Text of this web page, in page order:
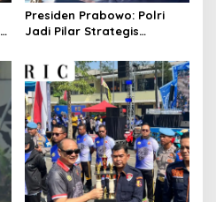
Presiden Prabowo: Polri
Jadi Pilar Strategis
Bergizi Gratis dan
Pembangunan Nasional